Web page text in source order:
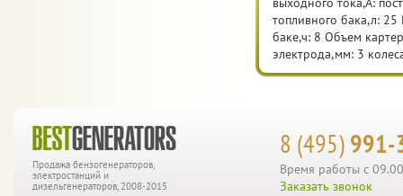
топливного бака,л:
баке,ч: 8 Объем
электрода,мм: 3
Продажа бензогенераторов,
электростанций и
дизельгенераторов, 2008-2015
8 (495)
Время работы с
Заказать звонок